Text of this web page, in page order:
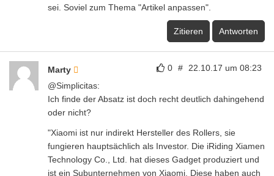
sei. Soviel zum Thema "Artikel anpassen".
Zitieren Antworten
0 # 22.10.17 um 08:23
Marty
@Simplicitas:
Ich finde der Absatz ist doch recht deutlich dahingehend
oder nicht?
"Xiaomi ist nur indirekt Hersteller des Rollers, sie
fungieren hauptsächlich als Investor. Die iRiding Xiamen
Technology Co., Ltd. hat dieses Gadget produziert und
ist ein Subunternehmen von Xiaomi. Diese haben auch